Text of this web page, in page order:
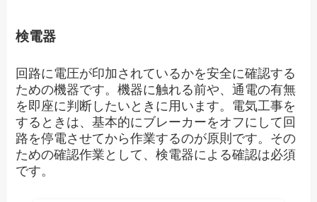
検電器
回路に電圧が印加されているかを安全に確認する
ための機器です。機器に触れる前や、通電の有無
を即座に判断したいときに用います。電気工事を
するときは、基本的にブレーカーをオフにして回
路を停電させてから作業するのが原則です。その
ための確認作業として、検電器による確認は必須
です。